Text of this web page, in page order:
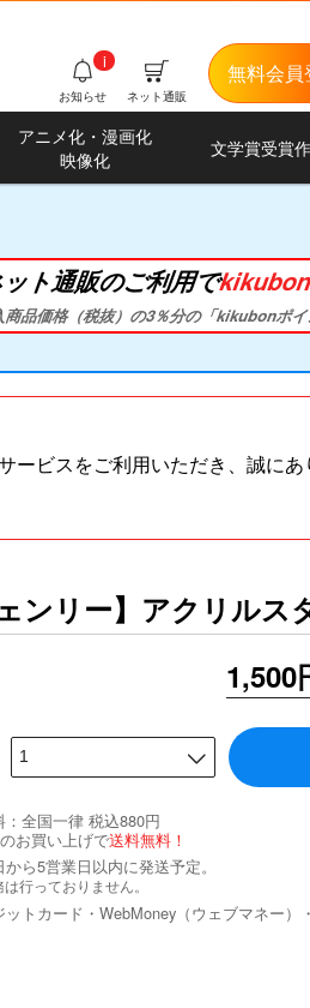
無料会員
ネット通販
お知らせ
i
アニメ化・漫画化
映像化
文学賞受賞
ト通販のご利用で
商品価格（税抜）の3％分の「kikubonポ
ビスをご利用いただき、誠に
ンリー】アクリルス
1,500
：全国一律 税込880円
のお買い上げで送料無料！
ら5営業日以内に発送予定。
行っておりません。
トカード・WebMoney（ウェブマネー）